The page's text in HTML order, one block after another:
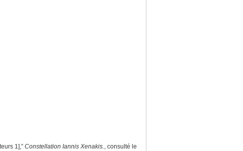
1],” Constellation Iannis Xenakis., consulté le